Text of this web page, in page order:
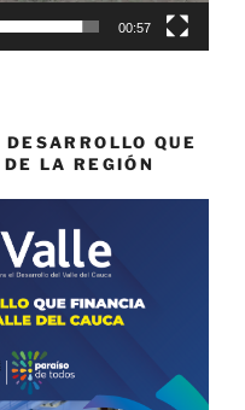
00:57
QUE
LA REGIÓN